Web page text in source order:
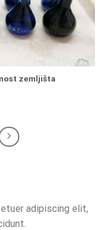
zemljišta
adipiscing elit,